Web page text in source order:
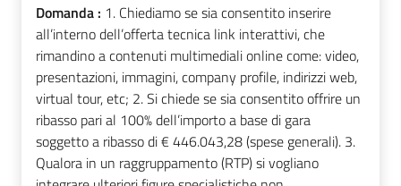
Domanda : 1. Chiediamo se sia consentito inserire
all’interno dell’offerta tecnica link interattivi, che
rimandino a contenuti multimediali online come: video,
presentazioni, immagini, company profile, indirizzi web,
virtual tour, etc; 2. Si chiede se sia consentito offrire un
ribasso pari al 100% dell’importo a base di gara
soggetto a ribasso di € 446.043,28 (spese generali). 3.
Qualora in un raggruppamento (RTP) si vogliano